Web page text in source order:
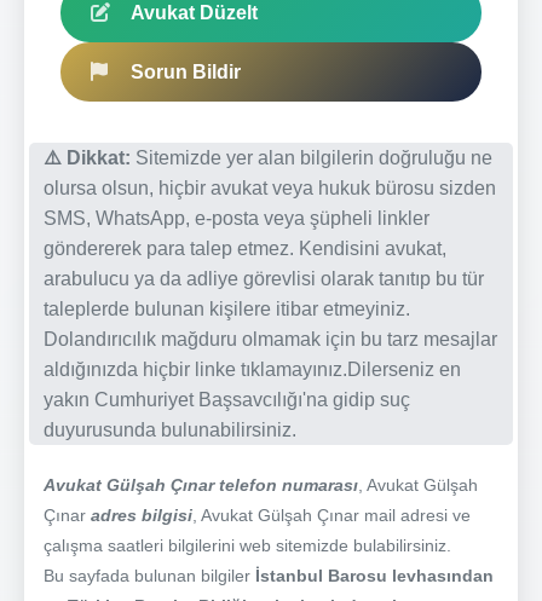
Avukat Düzelt
Sorun Bildir
⚠️ Dikkat: Sitemizde yer alan bilgilerin doğruluğu ne
olursa olsun, hiçbir avukat veya hukuk bürosu sizden
SMS, WhatsApp, e-posta veya şüpheli linkler
göndererek para talep etmez. Kendisini avukat,
arabulucu ya da adliye görevlisi olarak tanıtıp bu tür
taleplerde bulunan kişilere itibar etmeyiniz.
Dolandırıcılık mağduru olmamak için bu tarz mesajlar
aldığınızda hiçbir linke tıklamayınız.Dilerseniz en
yakın Cumhuriyet Başsavcılığı'na gidip suç
duyurusunda bulunabilirsiniz.
Avukat Gülşah Çınar telefon numarası , Avukat Gülşah
Çınar adres bilgisi , Avukat Gülşah Çınar mail adresi ve
çalışma saatleri bilgilerini web sitemizde bulabilirsiniz.
Bu sayfada bulunan bilgiler İstanbul Barosu levhasından